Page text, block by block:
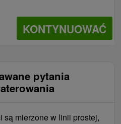
KONTYNUOWAĆ
pytania
są mierzone w linii prostej,